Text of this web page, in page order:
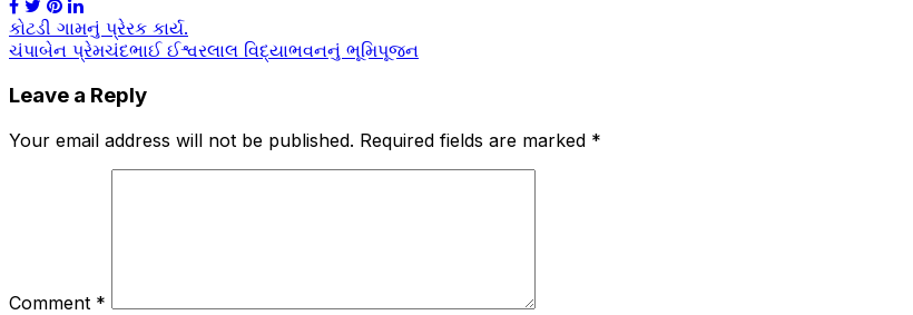
Share
Post
navigation
કોટડી ગામનું પ્રેરક કાર્ય.
ચંપાબેન પ્રેમચંદભાઈ ઈશ્વરલાલ વિદ્યાભવનનું ભૂમિપૂજન
Leave a Reply
Your email address will not be published. Required fields are marked *
Comment *